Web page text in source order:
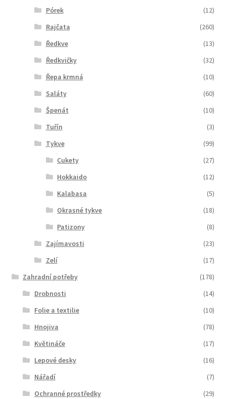
Pórek
(12)
Rajčata
(260)
Ředkve
(13)
Ředkvičky
(32)
Řepa krmná
(10)
Saláty
(60)
Špenát
(10)
Tuřín
(3)
Tykve
(99)
Cukety
(27)
Hokkaido
(12)
Kalabasa
(5)
Okrasné tykve
(18)
Patizony
(8)
Zajímavosti
(23)
Zelí
(17)
Zahradní potřeby
(178)
Drobnosti
(14)
Folie a textilie
(10)
Hnojiva
(78)
Květináče
(17)
Lepové desky
(16)
Nářadí
(7)
Ochranné prostředky
(29)